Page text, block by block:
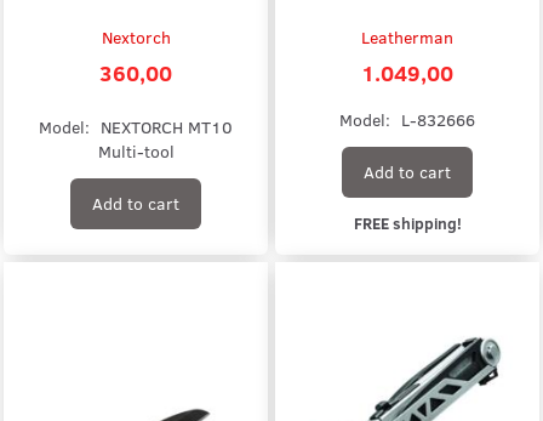
Nextorch
360,00
Model: NEXTORCH MT10
Multi-tool
Add to cart
Leatherman
1.049,00
Model: L-832666
Add to cart
FREE shipping!